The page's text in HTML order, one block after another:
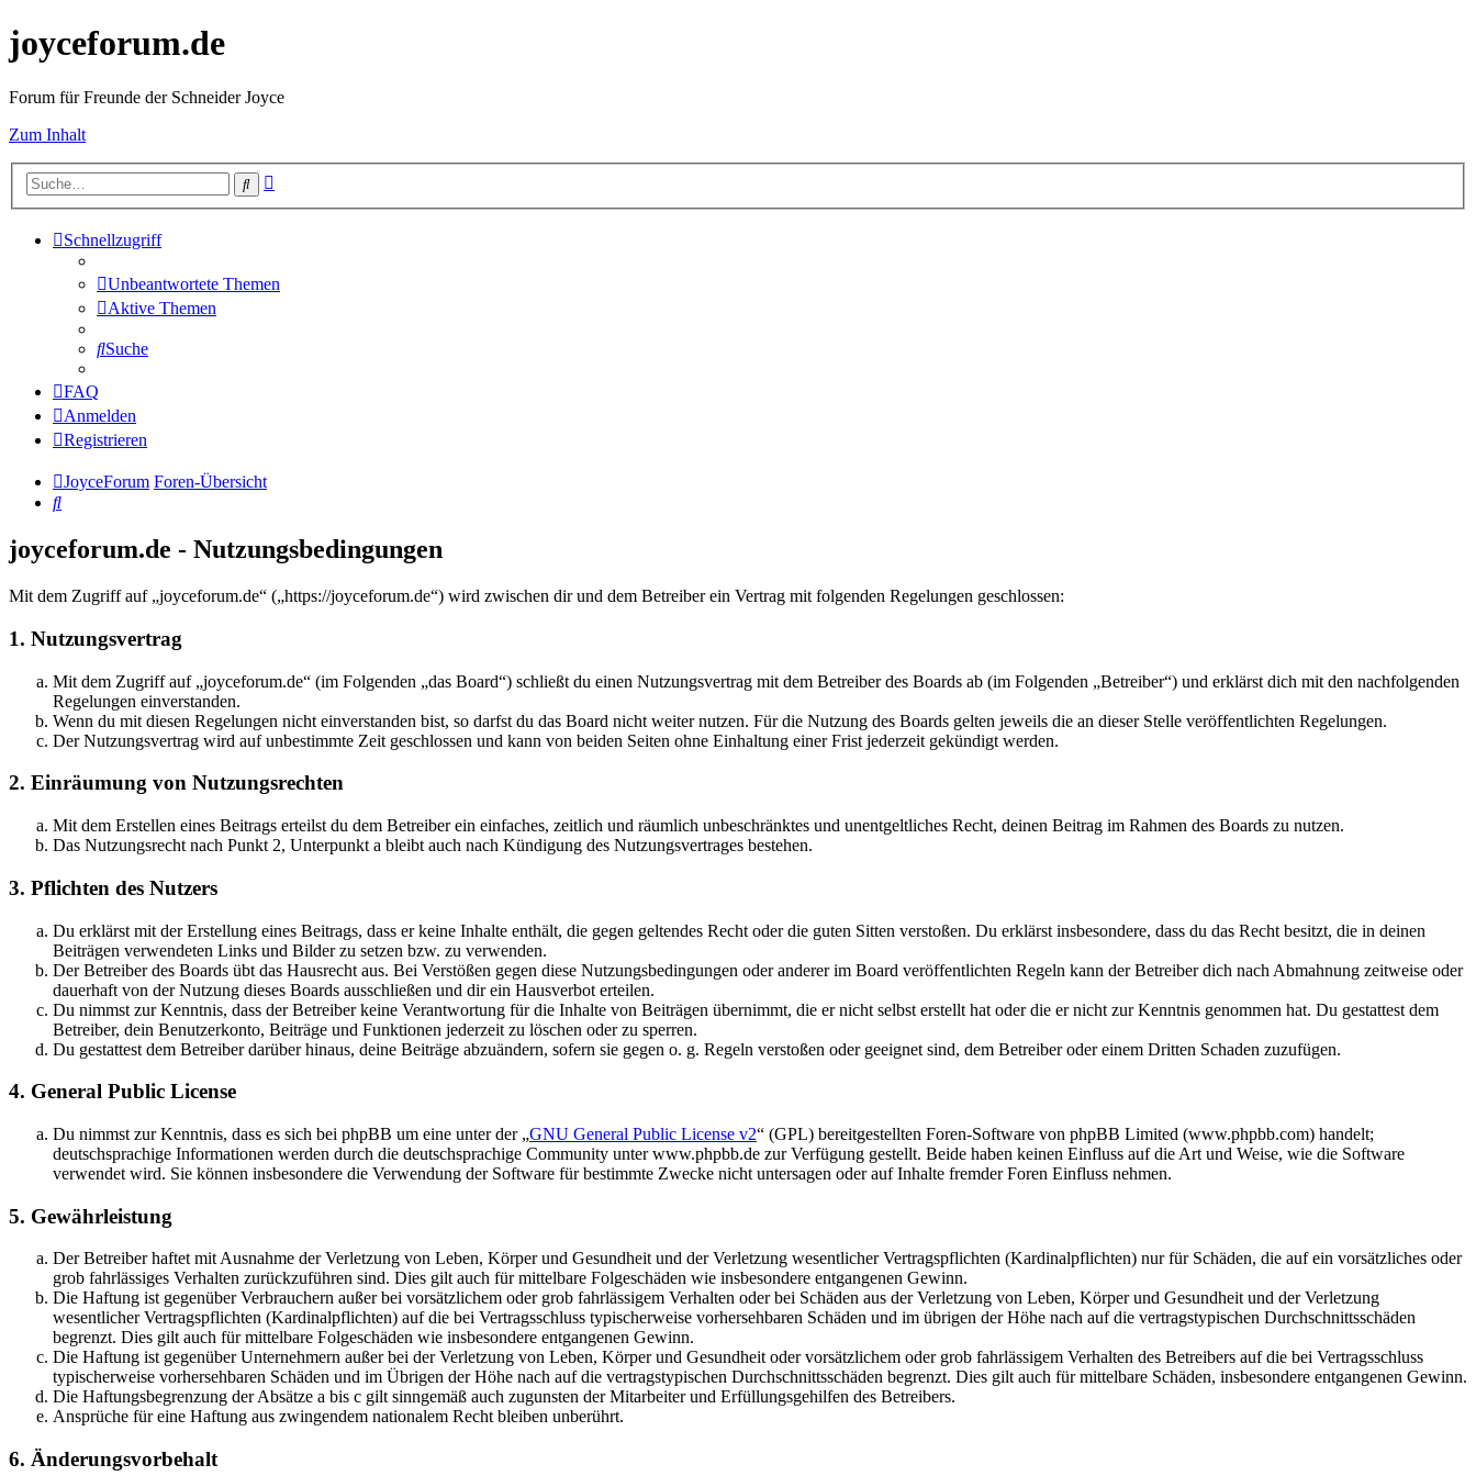
joyceforum.de
Forum für Freunde der Schneider Joyce
Zum Inhalt
Suche
Schnellzugriff
Unbeantwortete Themen
Aktive Themen
Suche
FAQ
Anmelden
Registrieren
JoyceForum Foren-Übersicht
Suche
joyceforum.de - Nutzungsbedingungen
Mit dem Zugriff auf „joyceforum.de“ („https://joyceforum.de“) wird zwischen dir und dem Betreiber ein Vertrag mit folgenden Regelungen geschlossen:
1. Nutzungsvertrag
Mit dem Zugriff auf „joyceforum.de“ (im Folgenden „das Board“) schließt du einen Nutzungsvertrag mit dem Betreiber des Boards ab (im Folgenden „Betreiber“) und erklärst dich mit den nachfolgenden
Regelungen einverstanden.
Wenn du mit diesen Regelungen nicht einverstanden bist, so darfst du das Board nicht weiter nutzen. Für die Nutzung des Boards gelten jeweils die an dieser Stelle veröffentlichten Regelungen.
Der Nutzungsvertrag wird auf unbestimmte Zeit geschlossen und kann von beiden Seiten ohne Einhaltung einer Frist jederzeit gekündigt werden.
2. Einräumung von Nutzungsrechten
Mit dem Erstellen eines Beitrags erteilst du dem Betreiber ein einfaches, zeitlich und räumlich unbeschränktes und unentgeltliches Recht, deinen Beitrag im Rahmen des Boards zu nutzen.
Das Nutzungsrecht nach Punkt 2, Unterpunkt a bleibt auch nach Kündigung des Nutzungsvertrages bestehen.
3. Pflichten des Nutzers
Du erklärst mit der Erstellung eines Beitrags, dass er keine Inhalte enthält, die gegen geltendes Recht oder die guten Sitten verstoßen. Du erklärst insbesondere, dass du das Recht besitzt, die in deinen
Beiträgen verwendeten Links und Bilder zu setzen bzw. zu verwenden.
Der Betreiber des Boards übt das Hausrecht aus. Bei Verstößen gegen diese Nutzungsbedingungen oder anderer im Board veröffentlichten Regeln kann der Betreiber dich nach Abmahnung zeitweise oder
dauerhaft von der Nutzung dieses Boards ausschließen und dir ein Hausverbot erteilen.
Du nimmst zur Kenntnis, dass der Betreiber keine Verantwortung für die Inhalte von Beiträgen übernimmt, die er nicht selbst erstellt hat oder die er nicht zur Kenntnis genommen hat. Du gestattest dem
Betreiber, dein Benutzerkonto, Beiträge und Funktionen jederzeit zu löschen oder zu sperren.
Du gestattest dem Betreiber darüber hinaus, deine Beiträge abzuändern, sofern sie gegen o. g. Regeln verstoßen oder geeignet sind, dem Betreiber oder einem Dritten Schaden zuzufügen.
4. General Public License
Du nimmst zur Kenntnis, dass es sich bei phpBB um eine unter der „GNU General Public License v2“ (GPL) bereitgestellten Foren-Software von phpBB Limited (www.phpbb.com) handelt;
deutschsprachige Informationen werden durch die deutschsprachige Community unter www.phpbb.de zur Verfügung gestellt. Beide haben keinen Einfluss auf die Art und Weise, wie die Software
verwendet wird. Sie können insbesondere die Verwendung der Software für bestimmte Zwecke nicht untersagen oder auf Inhalte fremder Foren Einfluss nehmen.
5. Gewährleistung
Der Betreiber haftet mit Ausnahme der Verletzung von Leben, Körper und Gesundheit und der Verletzung wesentlicher Vertragspflichten (Kardinalpflichten) nur für Schäden, die auf ein vorsätzliches oder
grob fahrlässiges Verhalten zurückzuführen sind. Dies gilt auch für mittelbare Folgeschäden wie insbesondere entgangenen Gewinn.
Die Haftung ist gegenüber Verbrauchern außer bei vorsätzlichem oder grob fahrlässigem Verhalten oder bei Schäden aus der Verletzung von Leben, Körper und Gesundheit und der Verletzung
wesentlicher Vertragspflichten (Kardinalpflichten) auf die bei Vertragsschluss typischerweise vorhersehbaren Schäden und im übrigen der Höhe nach auf die vertragstypischen Durchschnittsschäden
begrenzt. Dies gilt auch für mittelbare Folgeschäden wie insbesondere entgangenen Gewinn.
Die Haftung ist gegenüber Unternehmern außer bei der Verletzung von Leben, Körper und Gesundheit oder vorsätzlichem oder grob fahrlässigem Verhalten des Betreibers auf die bei Vertragsschluss
typischerweise vorhersehbaren Schäden und im Übrigen der Höhe nach auf die vertragstypischen Durchschnittsschäden begrenzt. Dies gilt auch für mittelbare Schäden, insbesondere entgangenen Gewinn.
Die Haftungsbegrenzung der Absätze a bis c gilt sinngemäß auch zugunsten der Mitarbeiter und Erfüllungsgehilfen des Betreibers.
Ansprüche für eine Haftung aus zwingendem nationalem Recht bleiben unberührt.
6. Änderungsvorbehalt